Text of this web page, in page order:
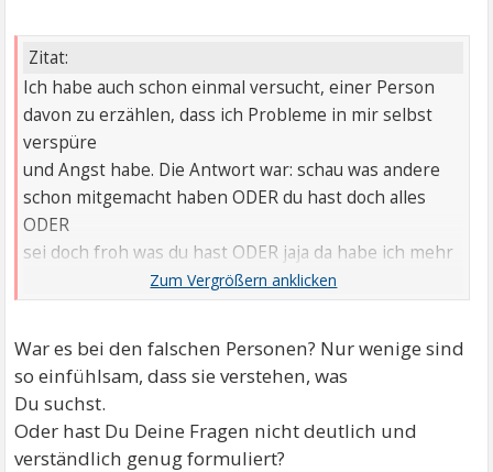
Zitat:
Ich habe auch schon einmal versucht, einer Person
davon zu erzählen, dass ich Probleme in mir selbst
verspüre
und Angst habe. Die Antwort war: schau was andere
schon mitgemacht haben ODER du hast doch alles
ODER
sei doch froh was du hast ODER jaja da habe ich mehr
Aber auch würde meine
War es bei den falschen Personen? Nur wenige sind
so einfühlsam, dass sie verstehen, was
Du suchst.
Oder hast Du Deine Fragen nicht deutlich und
verständlich genug formuliert?